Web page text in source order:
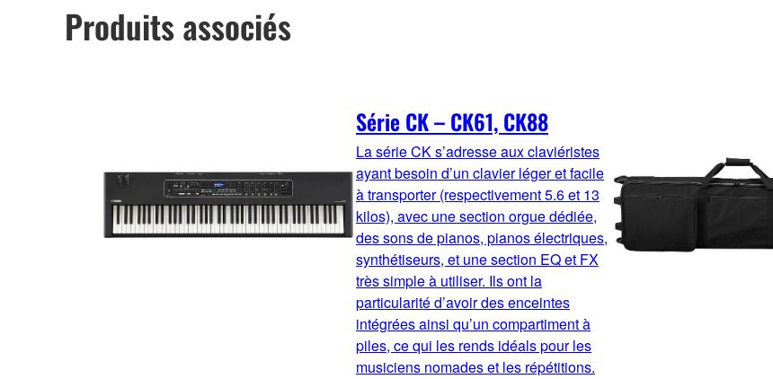
Produits associés
Série CK – CK61, CK88
La série CK s’adresse aux claviéristes
ayant besoin d’un clavier léger et facile
à transporter (respectivement 5.6 et 13
kilos), avec une section orgue dédiée,
des sons de pianos, pianos électriques,
synthétiseurs, et une section EQ et FX
très simple à utiliser. Ils ont la
particularité d’avoir des enceintes
intégrées ainsi qu’un compartiment à
piles, ce qui les rends idéals pour les
musiciens nomades et les répétitions.